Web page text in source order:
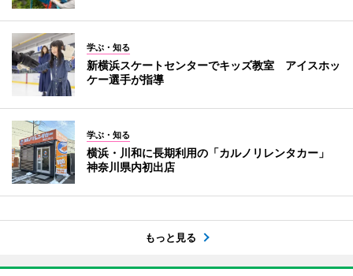
学ぶ・知る
新横浜スケートセンターでキッズ教室 アイスホッ
ケー選手が指導
学ぶ・知る
横浜・川和に長期利用の「カルノリレンタカー」
神奈川県内初出店
もっと見る